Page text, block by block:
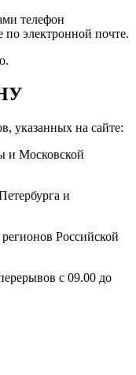
телефон
электронной почте.
указанных на сайте:
и Московской
и
Российской
с 09.00 до